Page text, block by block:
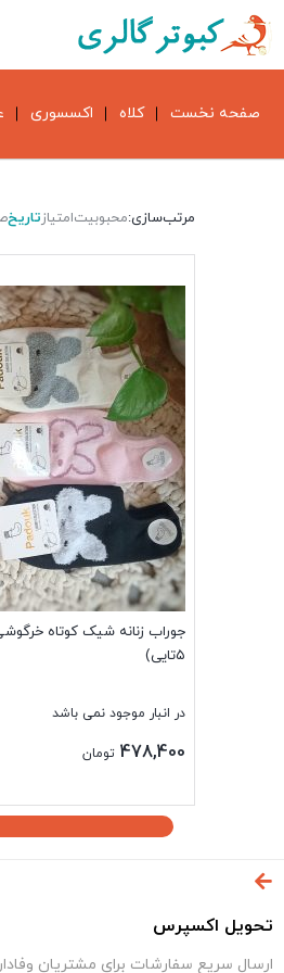
صفحه نخست کلاه اکسسوری
مرتب‌سازی:محبوبیتامتیازتاریخ
جوراب زنانه شیک کوتاه
۵تایی)
در انبار موجود نمی باشد
478,400 تومان
بستن
تحویل اکسپرس
ارسال سریع سفارشات برای مشتریان وفادار